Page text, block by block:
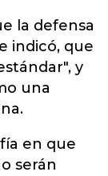
la defensa
indicó, que
y
una
en que
serán